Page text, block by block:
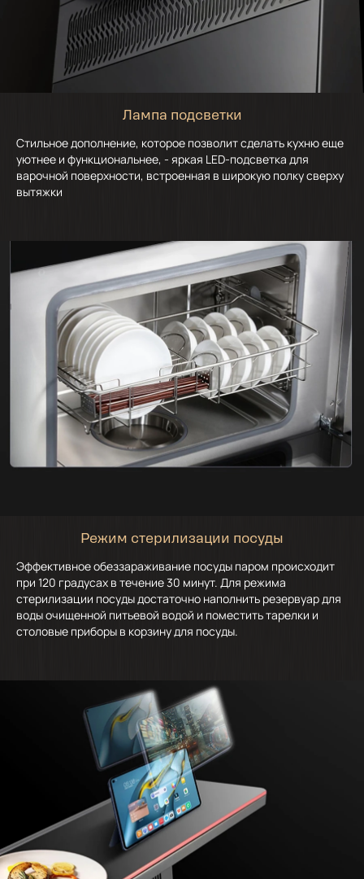
Лампа подсветки
Стильное дополнение, которое позволит сделать кухню еще
уютнее и функциональнее, - яркая LED-подсветка для
варочной поверхности, встроенная в широкую полку сверху
вытяжки
Режим стерилизации посуды
Эффективное обеззараживание посуды паром происходит
при 120 градусах в течение 30 минут. Для режима
стерилизации посуды достаточно наполнить резервуар для
воды очищенной питьевой водой и поместить тарелки и
столовые приборы в корзину для посуды.